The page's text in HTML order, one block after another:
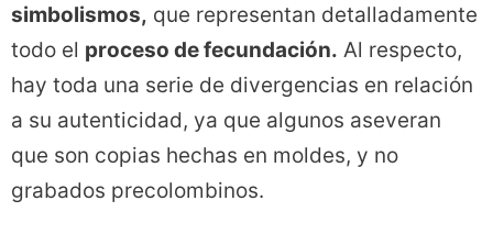
simbolismos, que representan detalladamente
todo el proceso de fecundación. Al respecto,
hay toda una serie de divergencias en relación
a su autenticidad, ya que algunos aseveran
que son copias hechas en moldes, y no
grabados precolombinos.